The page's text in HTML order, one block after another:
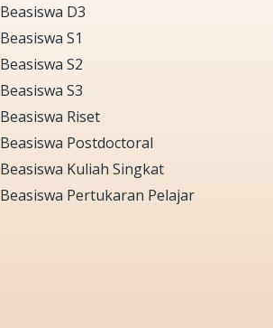
Beasiswa D3
Beasiswa S1
Beasiswa S2
Beasiswa S3
Beasiswa Riset
Beasiswa Postdoctoral
Beasiswa Kuliah Singkat
Beasiswa Pertukaran Pelajar